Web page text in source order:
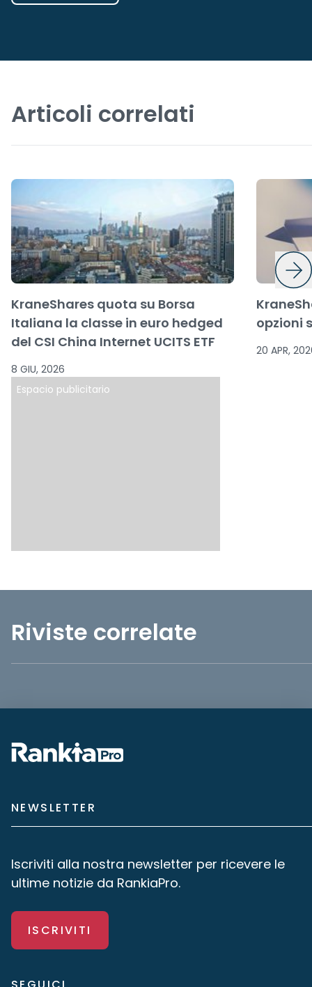
Articoli correlati
KraneShares quota su Borsa
Italiana la classe in euro hedged
del CSI China Internet UCITS ETF
8 GIU, 2026
opzioni
20 APR,
Espacio publicitario
Riviste correlate
NEWSLETTER
Iscriviti alla nostra newsletter per ricevere le
ultime notizie da RankiaPro.
ISCRIVITI